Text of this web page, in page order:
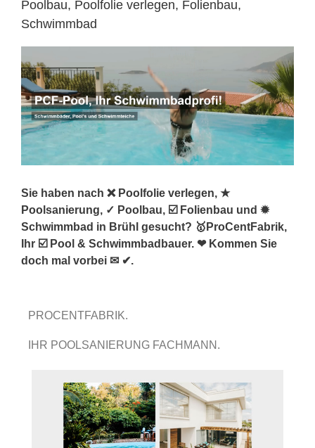
Poolbau, Poolfolie verlegen, Folienbau,
Schwimmbad
Sie haben nach ❌ Poolfolie verlegen, ★
Poolsanierung, ✓ Poolbau, ☑️ Folienbau und ✹
Schwimmbad in Brühl gesucht? 🥇ProCentFabrik,
Ihr ☑️ Pool & Schwimmbadbauer. ❤ Kommen Sie
doch mal vorbei ✉ ✔.
PROCENTFABRIK.
IHR POOLSANIERUNG FACHMANN.